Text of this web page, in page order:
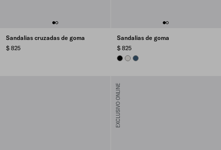
Sandalias cruzadas de goma
$ 825
Sandalias de goma
$ 825
BLACKPANAMAAVIATION BLUE
EXCLUSIVO ONLINE